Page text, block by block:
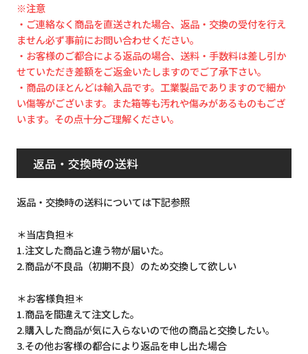
※注意
・ご連絡なく商品を直送された場合、返品・交換の受付を行え
ません必ず事前にお問い合わせください。
・お客様のご都合による返品の場合、送料・手数料は差し引か
せていただき差額をご返金いたしますのでご了承下さい。
・商品のほとんどは輸入品です。工業製品でありますので細か
い傷等がございます。また箱等も汚れや傷みがあるものもござ
います。その点十分ご理解ください。
返品・交換時の送料
返品・交換時の送料については下記参照
＊当店負担＊
1.注文した商品と違う物が届いた。
2.商品が不良品（初期不良）のため交換して欲しい
＊お客様負担＊
1.商品を間違えて注文した。
2.購入した商品が気に入らないので他の商品と交換したい。
3.その他お客様の都合により返品を申し出た場合